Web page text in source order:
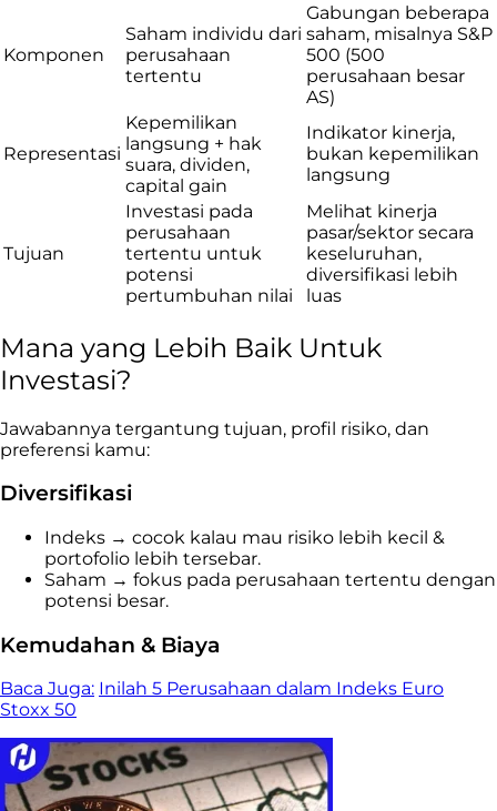
Komponen
Saham individu dari
perusahaan
tertentu
Gabungan beberapa
saham, misalnya S&P
500 (500
perusahaan besar
AS)
Representasi
Kepemilikan
langsung + hak
suara, dividen,
capital gain
Indikator kinerja,
bukan kepemilikan
langsung
Tujuan
Investasi pada
perusahaan
tertentu untuk
potensi
pertumbuhan nilai
Melihat kinerja
pasar/sektor secara
keseluruhan,
diversifikasi lebih
luas
Mana yang Lebih Baik Untuk
Investasi?
Jawabannya tergantung tujuan, profil risiko, dan
preferensi kamu:
Diversifikasi
Indeks → cocok kalau mau risiko lebih kecil &
portofolio lebih tersebar.
Saham → fokus pada perusahaan tertentu dengan
potensi besar.
Kemudahan & Biaya
Baca Juga: Inilah 5 Perusahaan dalam Indeks Euro
Stoxx 50